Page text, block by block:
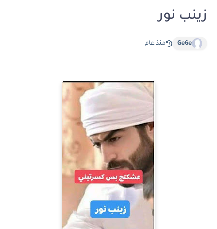
زينب نور
GeGe منذ عام